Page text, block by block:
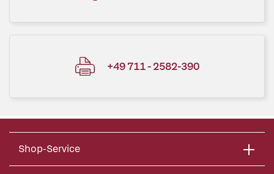
+49 711 - 2582-390
Shop-Service